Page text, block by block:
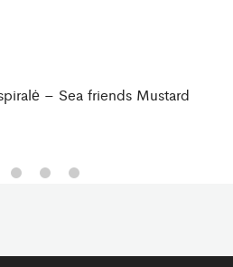
– Sea friends Mustard